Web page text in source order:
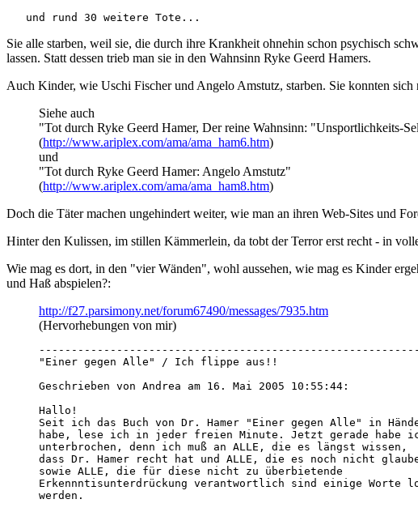
   und rund 30 weitere Tote...
Sie alle starben, weil sie, die durch ihre Krankheit ohnehin schon psychisch
lassen. Statt dessen trieb man sie in den Wahnsinn Ryke Geerd Hamers.
Auch Kinder, wie Uschi Fischer und Angelo Amstutz, starben. Sie konnten sich
Siehe auch
"Tot durch Ryke Geerd Hamer, Der reine Wahnsinn: "Unsportlichkeits-
(http://www.ariplex.com/ama/ama_ham6.htm)
und
"Tot durch Ryke Geerd Hamer: Angelo Amstutz"
(http://www.ariplex.com/ama/ama_ham8.htm)
Doch die Täter machen ungehindert weiter, wie man an ihren Web-Sites und
Hinter den Kulissen, im stillen Kämmerlein, da tobt der Terror erst recht - in
Wie mag es dort, in den "vier Wänden", wohl aussehen, wie mag es Kinder
und Haß abspielen?:
http://f27.parsimony.net/forum67490/messages/7935.htm
(Hervorhebungen von mir)
"Einer gegen Alle" / Ich flippe aus!!
Geschrieben von Andrea am 16. Mai 2005 10:55:44:
Hallo!
Seit ich das Buch von Dr. Hamer "Einer gegen Alle" in
habe, lese ich in jeder freien Minute. Jetzt gerade habe
unterbrochen, denn ich muß an ALLE, die es längst wissen,
dass Dr. Hamer recht hat und ALLE, die es noch nicht
sowie ALLE, die für diese nicht zu überbietende
Erkennntisunterdrückung verantwortlich sind einige Worte
werden.